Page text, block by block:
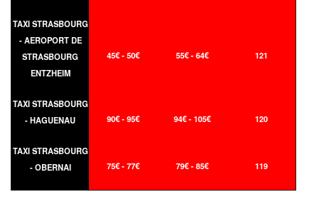
TAXI STRASBOURG
- AEROPORT DE
STRASBOURG
ENTZHEIM
45€ - 50€ 55€ - 64€ 121
TAXI STRASBOURG
- HAGUENAU
90€ - 95€ 94€ - 105€ 120
TAXI STRASBOURG
- OBERNAI
75€ - 77€ 79€ - 85€ 119